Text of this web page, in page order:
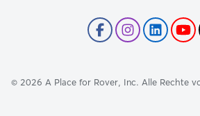
© 2026 A Place for Rover, Inc. Alle Rechte